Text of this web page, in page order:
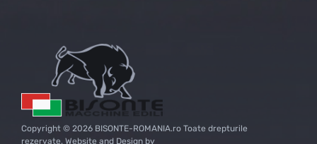
Copyright © 2026 BISONTE-ROMANIA.ro Toate drepturile
rezervate. Website and Design by